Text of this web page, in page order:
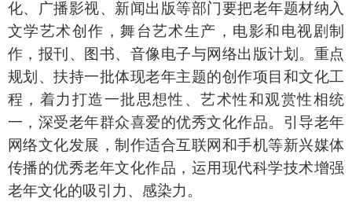
化、广播影视、新闻出版等部门要把老年题材纳入
文学艺术创作，舞台艺术生产，电影和电视剧制
作，报刊、图书、音像电子与网络出版计划。重点
规划、扶持一批体现老年主题的创作项目和文化工
程，着力打造一批思想性、艺术性和观赏性相统
一，深受老年群众喜爱的优秀文化作品。引导老年
网络文化发展，制作适合互联网和手机等新兴媒体
传播的优秀老年文化作品，运用现代科学技术增强
老年文化的吸引力、感染力。